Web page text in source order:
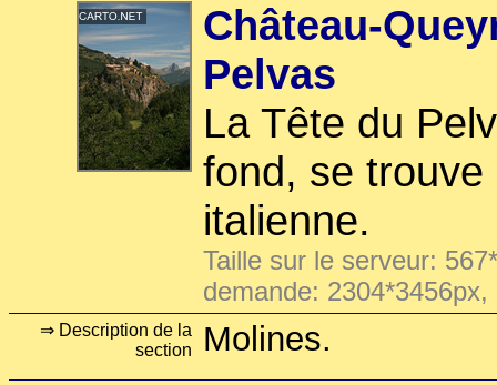
Château-
Pelvas
La Tête du
fond, se
italienne.
Taille sur le serveur:
demande:
⇒ Description de la
section
Molines.